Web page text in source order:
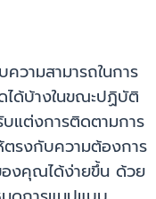
ามสามารถในการ
ดได้บ้างในขณะปฏิบัติ
แต่งการติดตามการ
รงกับความต้องการ
องคุณได้ง่ายขึ้น ด้วย